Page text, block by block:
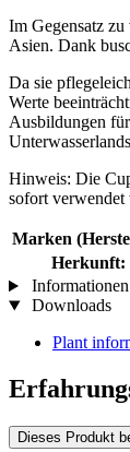
Im Gegensatz
Asien. Dank
Da sie
Werte
Ausbildungen
Hinweis: Die
sofort verwendet
Marken
Herkunft:
Downloads
Plant
Dieses Produkt